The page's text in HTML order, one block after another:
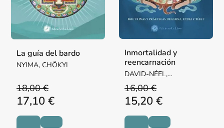
La guía del bardo
NYIMA, CHÖKYI
18,00 €
17,10 €
Inmortalidad y
reencarnación
DAVID-NÉEL,
ALEXANDRA
16,00 €
15,20 €